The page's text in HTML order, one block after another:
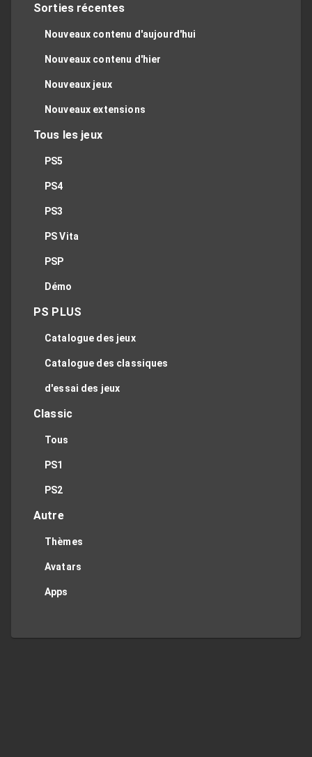
Sorties récentes
Nouveaux contenu d'aujourd'hui
Nouveaux contenu d'hier
Nouveaux jeux
Nouveaux extensions
Tous les jeux
PS5
PS4
PS3
PS Vita
PSP
Démo
PS PLUS
Catalogue des jeux
Catalogue des classiques
d'essai des jeux
Classic
Tous
PS1
PS2
Autre
Thèmes
Avatars
Apps